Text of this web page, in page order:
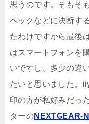
思うのです。そもそ
ペックなどに決断す
たわけですから最後
はスマートフォンを
いですし、多少の違
たいと思いました。
印の方が私好みだっ
ターのNEXTGEAR-